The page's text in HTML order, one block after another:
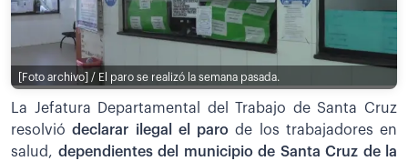
[Foto archivo] / El paro se realizó la semana pasada.
La Jefatura Departamental del Trabajo de Santa Cruz
resolviódeclarar ilegal el paro de los trabajadores en
salud, dependientes del municipio de Santa Cruz de la